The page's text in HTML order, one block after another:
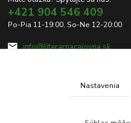
+421 904 546 409
Po-Pia 11-19:00, So-Ne 12-20:00
info@literarnacajovna.sk
Nastavenia